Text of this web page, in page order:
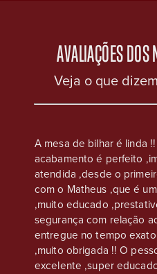
AVALIAÇÕES DOS
Veja o que
A mesa de bilhar é linda
acabamento é perfeito
atendida ,desde o
com o Matheus ,que é
,muito educado
segurança com relação
entregue no tempo
,muito obrigada !! O
excelente ,super